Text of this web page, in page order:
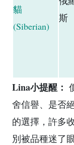
貓
(Siberian)
斯
Lina小提醒：
舍信譽、是否
的選擇，許多
別被品種迷了